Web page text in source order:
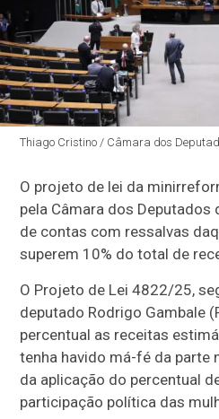
Thiago Cristino / Câmara dos
O projeto de lei da
pela Câmara dos Deputados
de contas com ressalvas
superem 10% do total de
O Projeto de Lei 4822/25,
deputado Rodrigo Gambale
percentual as receitas
tenha havido má-fé da parte
da aplicação do percentual
participação política das